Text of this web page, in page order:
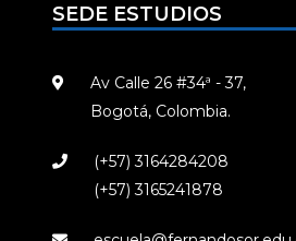
SEDE ESTUDIOS
Av Calle 26 #34ª - 37,
Bogotá, Colombia.
(+57) 3164284208
(+57) 3165241878